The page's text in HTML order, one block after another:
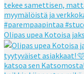
Olipas upea Kotoisa